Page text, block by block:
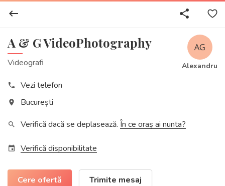
keyboard_backspace share
A & G VideoPhotography
Videografi Alexandru
phone Vezi telefon
place București
search Verifică dacă se deplasează. În ce oraș ai nunta?
event Verifică disponibilitate
Cere ofertă Trimite mesaj